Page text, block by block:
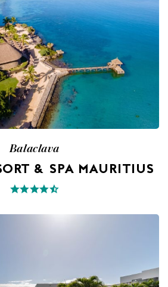
Balaclava
& SPA MAURITIUS